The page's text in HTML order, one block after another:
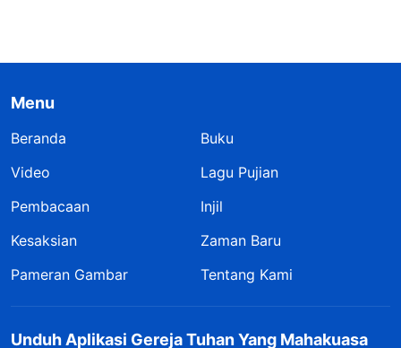
Menu
Beranda
Buku
Video
Lagu Pujian
Pembacaan
Injil
Kesaksian
Zaman Baru
Pameran Gambar
Tentang Kami
Unduh Aplikasi Gereja Tuhan Yang Mahakuasa